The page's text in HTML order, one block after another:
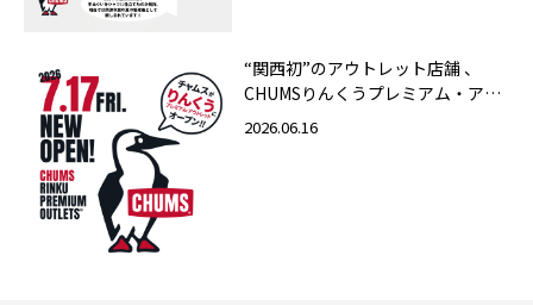
“関西初”のアウトレット店舗 、
CHUMSりんくうプレミアム・アウ
トレット店 2026年7月17日（金）
2026.06.16